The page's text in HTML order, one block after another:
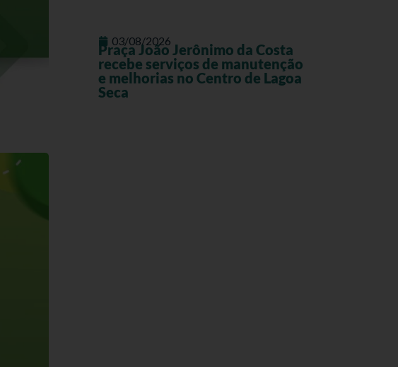
03/08/2026
Praça João Jerônimo da Costa
recebe serviços de manutenção
e melhorias no Centro de Lagoa
Seca